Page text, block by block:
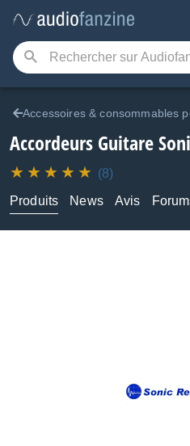
Accessoires & consommables
Accordeurs Guitare
(8)
Produits
News Avis